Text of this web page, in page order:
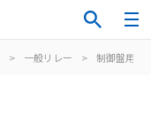
> 一般リレー > 制御盤用